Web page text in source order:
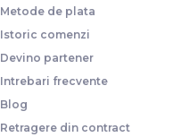
Metode de plata
Istoric comenzi
Devino partener
Intrebari frecvente
Blog
Retragere din contract